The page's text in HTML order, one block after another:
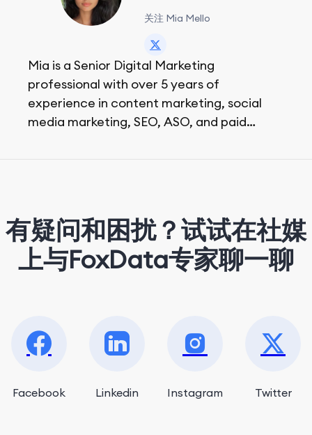
关注 Mia Mello
Mia is a Senior Digital Marketing
professional with over 5 years of
experience in content marketing, social
media marketing, SEO, ASO, and paid
有疑问和困扰？试试在社媒
上与FoxData专家聊一聊
Facebook Linkedin Instagram Twitter